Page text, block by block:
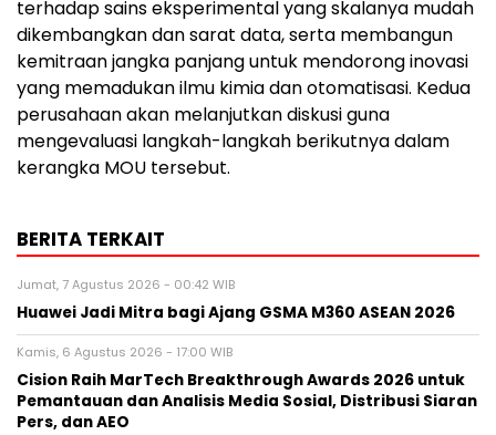
terhadap sains eksperimental yang skalanya mudah
dikembangkan dan sarat data, serta membangun
kemitraan jangka panjang untuk mendorong inovasi
yang memadukan ilmu kimia dan otomatisasi. Kedua
perusahaan akan melanjutkan diskusi guna
mengevaluasi langkah-langkah berikutnya dalam
kerangka MOU tersebut.
BERITA TERKAIT
Jumat, 7 Agustus 2026 - 00:42 WIB
Huawei Jadi Mitra bagi Ajang GSMA M360 ASEAN 2026
Kamis, 6 Agustus 2026 - 17:00 WIB
Cision Raih MarTech Breakthrough Awards 2026 untuk
Pemantauan dan Analisis Media Sosial, Distribusi Siaran
Pers, dan AEO